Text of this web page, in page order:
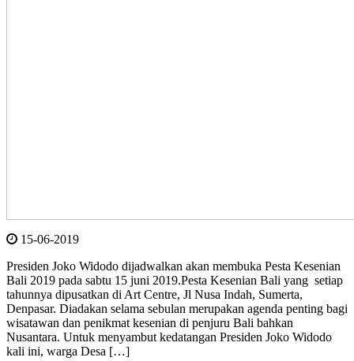
15-06-2019
Presiden Joko Widodo dijadwalkan akan membuka Pesta Kesenian
Bali 2019 pada sabtu 15 juni 2019.Pesta Kesenian Bali yang setiap
tahunnya dipusatkan di Art Centre, Jl Nusa Indah, Sumerta,
Denpasar. Diadakan selama sebulan merupakan agenda penting bagi
wisatawan dan penikmat kesenian di penjuru Bali bahkan
Nusantara. Untuk menyambut kedatangan Presiden Joko Widodo
kali ini, warga Desa […]